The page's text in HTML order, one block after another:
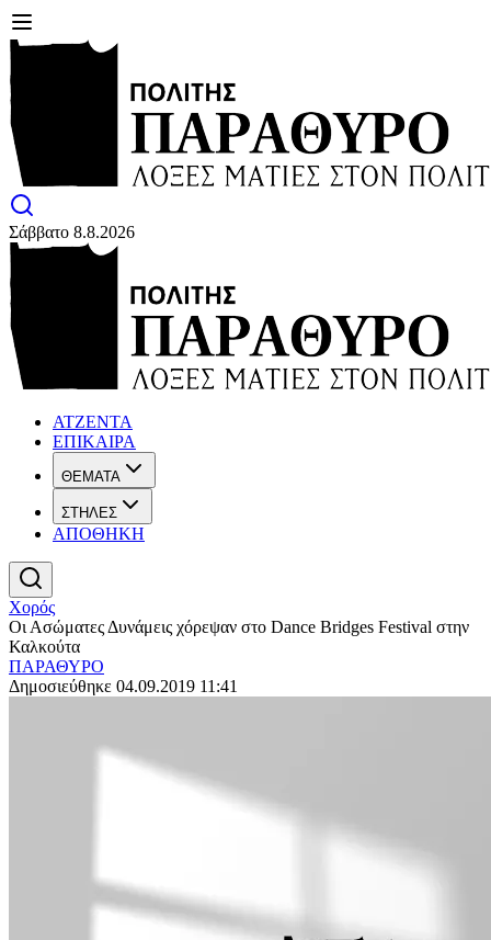
Σάββατο 8.8.2026
ΑΤΖΕΝΤΑ
ΕΠΙΚΑΙΡΑ
ΘΕΜΑΤΑ
ΣΤΗΛΕΣ
ΑΠΟΘΗΚΗ
Χορός
Οι Ασώματες Δυνάμεις χόρεψαν στο Dance Bridges Festival στην
Καλκούτα
ΠΑΡΑΘΥΡΟ
Δημοσιεύθηκε 04.09.2019 11:41